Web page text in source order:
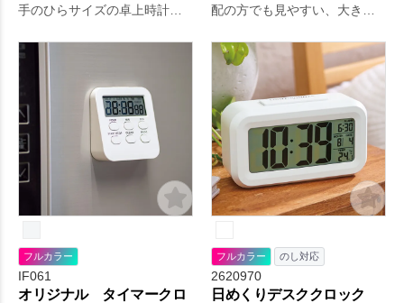
手のひらサイズの卓上時計で
配の方でも見やすい、大きな
時計です。
フルカラー
IF061
オリジナル タイマークロ
フルカラー のし対応
2620970
日めくりデスククロック